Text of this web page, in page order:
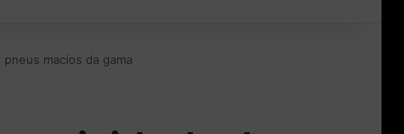
macios da gama